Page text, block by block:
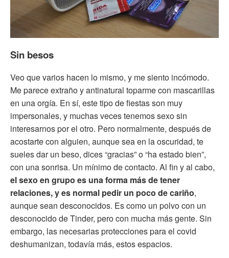
Sin besos
Veo que varios hacen lo mismo, y me siento incómodo.
Me parece extraño y antinatural toparme con mascarillas
en una orgía. En sí, este tipo de fiestas son muy
impersonales, y muchas veces tenemos sexo sin
interesarnos por el otro. Pero normalmente, después de
acostarte con alguien, aunque sea en la oscuridad, te
sueles dar un beso, dices “gracias” o “ha estado bien”,
con una sonrisa. Un mínimo de contacto. Al fin y al cabo,
el sexo en grupo es una forma más de tener
relaciones, y es normal pedir un poco de cariño,
aunque sean desconocidos. Es como un polvo con un
desconocido de Tinder, pero con mucha más gente. Sin
embargo, las necesarias protecciones para el covid
deshumanizan, todavía más, estos espacios.